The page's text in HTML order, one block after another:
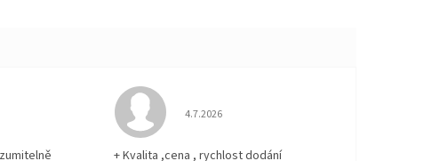
je 5 z 5 hvězdiček. Hodnocení obchodu je 5 z 5 hvězdiček.
4.7.2026
+ Kvalita ,cena , rychlost dodání